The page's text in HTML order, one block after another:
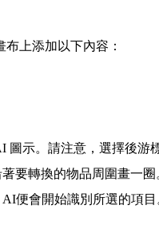
上添加以下內容：
圖示。請注意，選擇後游
要轉換的物品周圍畫一圈
便會開始識別所選的項目